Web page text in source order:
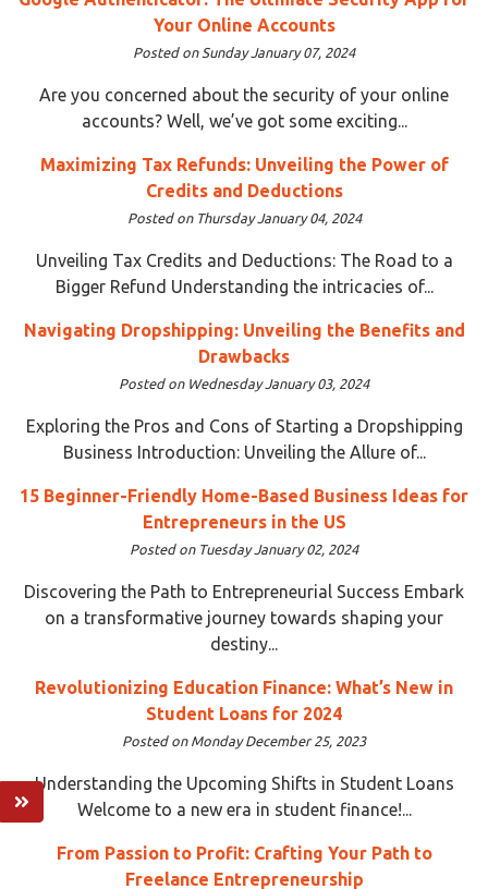
Your Online Accounts
Posted on Sunday January 07, 2024
Are you concerned about the security of your online
accounts? Well, we’ve got some exciting...
Maximizing Tax Refunds: Unveiling the Power of
Credits and Deductions
Posted on Thursday January 04, 2024
Unveiling Tax Credits and Deductions: The Road to a
Bigger Refund Understanding the intricacies of...
Navigating Dropshipping: Unveiling the Benefits and
Drawbacks
Posted on Wednesday January 03, 2024
Exploring the Pros and Cons of Starting a Dropshipping
Business Introduction: Unveiling the Allure of...
15 Beginner-Friendly Home-Based Business Ideas for
Entrepreneurs in the US
Posted on Tuesday January 02, 2024
Discovering the Path to Entrepreneurial Success Embark
on a transformative journey towards shaping your
destiny...
Revolutionizing Education Finance: What’s New in
Student Loans for 2024
Posted on Monday December 25, 2023
Understanding the Upcoming Shifts in Student Loans
Welcome to a new era in student finance!...
From Passion to Profit: Crafting Your Path to
Freelance Entrepreneurship